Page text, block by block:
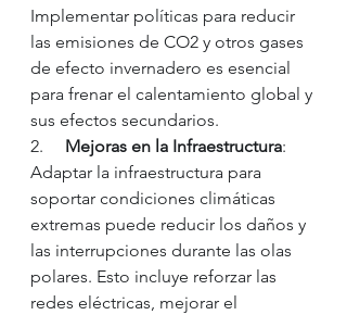
Implementar políticas para reducir
las emisiones de CO2 y otros gases
de efecto invernadero es esencial
para frenar el calentamiento global y
sus efectos secundarios.
2. Mejoras en la Infraestructura:
Adaptar la infraestructura para
soportar condiciones climáticas
extremas puede reducir los daños y
las interrupciones durante las olas
polares. Esto incluye reforzar las
redes eléctricas, mejorar el